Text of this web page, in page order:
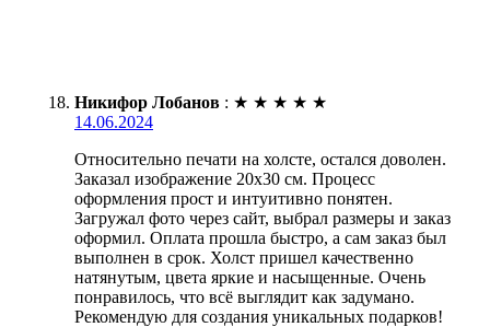
Никифор Лобанов : ★ ★ ★ ★ ★
14.06.2024
Относительно печати на холсте, остался доволен.
Заказал изображение 20х30 см. Процесс
оформления прост и интуитивно понятен.
Загружал фото через сайт, выбрал размеры и заказ
оформил. Оплата прошла быстро, а сам заказ был
выполнен в срок. Холст пришел качественно
натянутым, цвета яркие и насыщенные. Очень
понравилось, что всё выглядит как задумано.
Рекомендую для создания уникальных подарков!